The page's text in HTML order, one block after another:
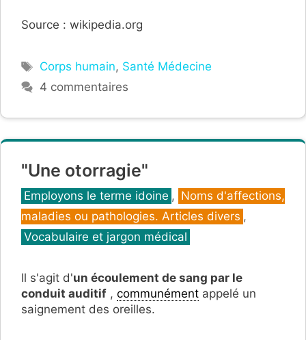
Source : wikipedia.org
Étiquettes
Corps humain, Santé Médecine
4 commentaires
"Une otorragie"
Catégories
Employons le terme idoine , Noms d'affections,
maladies ou pathologies. Articles divers ,
Vocabulaire et jargon médical
Il s'agit d'un écoulement de sang par le
conduit auditif , communément appelé un
saignement des oreilles.